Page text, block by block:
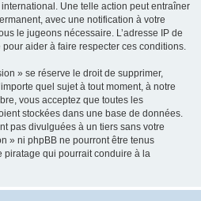
Une telle action peut entraîner
avec une notification à votre
le jugeons nécessaire. L’adresse IP de
aider à faire respecter ces conditions.
» se réserve le droit de supprimer,
quel sujet à tout moment, à notre
vous acceptez que toutes les
stockées dans une base de données.
pas divulguées à un tiers sans votre
» ni phpBB ne pourront être tenus
piratage qui pourrait conduire à la